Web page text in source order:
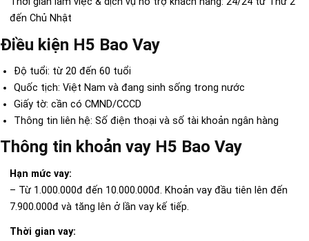
đến Chủ Nhật
Điều kiện H5 Bao Vay
Độ tuổi: từ 20 đến 60 tuổi
Quốc tịch: Việt Nam và đang sinh sống trong nước
Giấy tờ: cần có CMND/CCCD
Thông tin liên hệ: Số điện thoại và số tài khoản ngân hàng
Thông tin khoản vay H5 Bao Vay
Hạn mức vay:
– Từ 1.000.000đ đến 10.000.000đ. Khoản vay đầu tiên lên đến
7.900.000đ và tăng lên ở lần vay kế tiếp.
Thời gian vay: